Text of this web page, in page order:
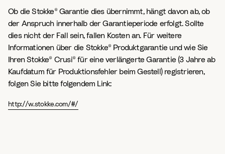
Ob die Stokke® Garantie dies übernimmt, hängt davon ab, ob
der Anspruch innerhalb der Garantieperiode erfolgt. Sollte
dies nicht der Fall sein, fallen Kosten an. Für weitere
Informationen über die Stokke® Produktgarantie und wie Sie
Ihren Stokke® Crusi® für eine verlängerte Garantie (3 Jahre ab
Kaufdatum für Produktionsfehler beim Gestell) registrieren,
folgen Sie bitte folgendem Link:
http://w.stokke.com/#/